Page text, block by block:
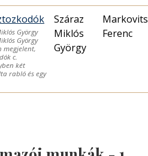
György
György
megjelent,
c.
két
rabló és egy
Száraz
Miklós
György
Markovits
Ferenc